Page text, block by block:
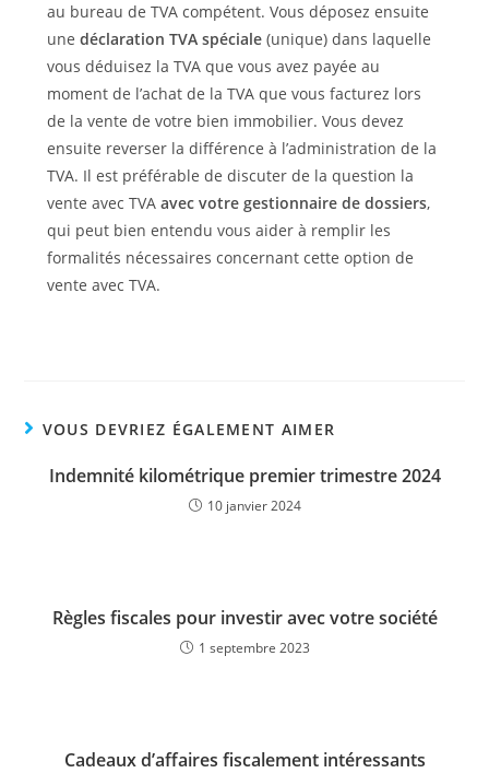
au bureau de TVA compétent. Vous déposez ensuite
une déclaration TVA spéciale(unique) dans laquelle
vous déduisez la TVA que vous avez payée au
moment de l’achat de la TVA que vous facturez lors
de la vente de votre bien immobilier. Vous devez
ensuite reverser la différence à l’administration de la
TVA. Il est préférable de discuter de la question la
vente avec TVA avec votre gestionnaire de dossiers,
qui peut bien entendu vous aider à remplir les
formalités nécessaires concernant cette option de
vente avec TVA.
VOUS DEVRIEZ ÉGALEMENT AIMER
Indemnité kilométrique premier trimestre 2024
10 janvier 2024
Règles fiscales pour investir avec votre société
1 septembre 2023
Cadeaux d’affaires fiscalement intéressants